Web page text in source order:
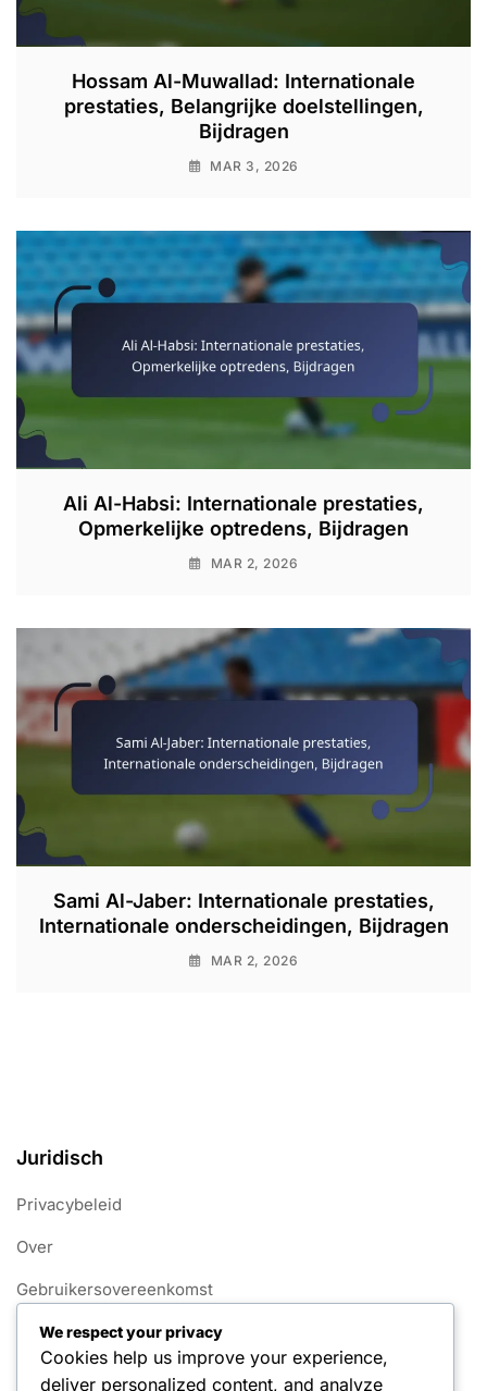
Hossam Al-Muwallad: Internationale
prestaties, Belangrijke doelstellingen,
Bijdragen
MAR 3, 2026
Ali Al-Habsi: Internationale prestaties,
Opmerkelijke optredens, Bijdragen
MAR 2, 2026
Sami Al-Jaber: Internationale prestaties,
Internationale onderscheidingen, Bijdragen
MAR 2, 2026
Juridisch
Privacybeleid
Over
Gebruikersovereenkomst
Bereik ons
Cookiebeleid
We respect your privacy
Cookies help us improve your experience,
deliver personalized content, and analyze